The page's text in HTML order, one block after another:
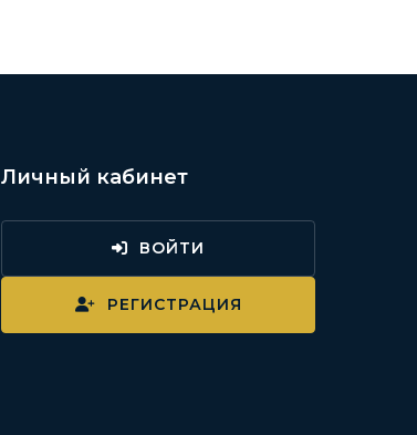
Личный кабинет
ВОЙТИ
РЕГИСТРАЦИЯ